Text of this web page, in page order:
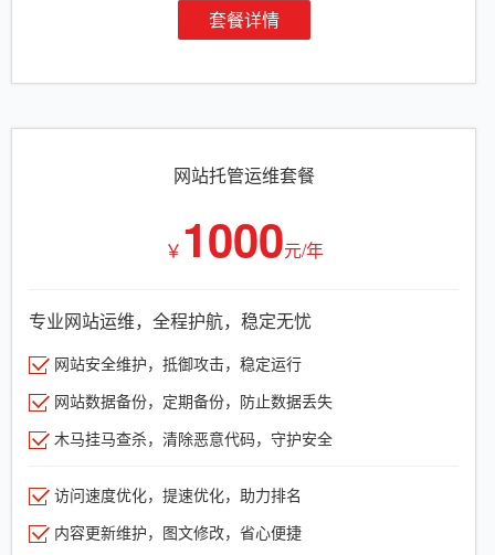
套餐详情
网站托管运维套餐
￥ 1000元/年
专业网站运维，全程护航，稳定无忧
网站安全维护，抵御攻击，稳定运行
网站数据备份，定期备份，防止数据丢失
木马挂马查杀，清除恶意代码，守护安全
访问速度优化，提速优化，助力排名
内容更新维护，图文修改，省心便捷